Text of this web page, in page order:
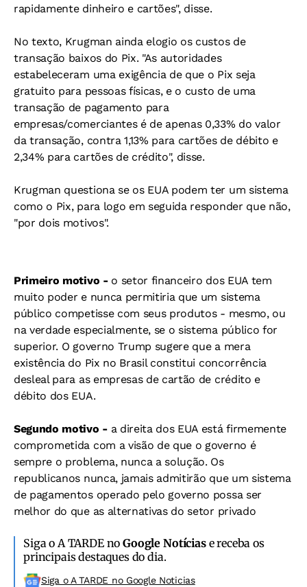
rapidamente dinheiro e cartões", disse.
No texto, Krugman ainda elogio os custos de
transação baixos do Pix. "As autoridades
estabeleceram uma exigência de que o Pix seja
gratuito para pessoas físicas, e o custo de uma
transação de pagamento para
empresas/comerciantes é de apenas 0,33% do valor
da transação, contra 1,13% para cartões de débito e
2,34% para cartões de crédito", disse.
Krugman questiona se os EUA podem ter um sistema
como o Pix, para logo em seguida responder que não,
"por dois motivos".
Primeiro motivo - o setor financeiro dos EUA tem
muito poder e nunca permitiria que um sistema
público competisse com seus produtos - mesmo, ou
na verdade especialmente, se o sistema público for
superior. O governo Trump sugere que a mera
existência do Pix no Brasil constitui concorrência
desleal para as empresas de cartão de crédito e
débito dos EUA.
Segundo motivo -a direita dos EUA está firmemente
comprometida com a visão de que o governo é
sempre o problema, nunca a solução. Os
republicanos nunca, jamais admitirão que um sistema
de pagamentos operado pelo governo possa ser
melhor do que as alternativas do setor privado
Siga o A TARDE noGoogle Notíciase receba os
principais destaques do dia.
Siga o A TARDE no Google Noticias